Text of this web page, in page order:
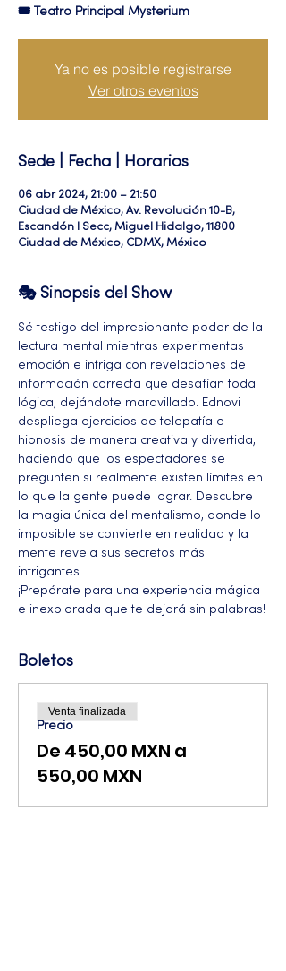
🎟 Teatro Principal Mysterium
Ya no es posible registrarse
Ver otros eventos
Sede | Fecha | Horarios
06 abr 2024, 21:00 – 21:50
Ciudad de México, Av. Revolución 10-B,
Escandón I Secc, Miguel Hidalgo, 11800
Ciudad de México, CDMX, México
🎭 Sinopsis del Show
Sé testigo del impresionante poder de la
lectura mental mientras experimentas
emoción e intriga con revelaciones de
información correcta que desafían toda
lógica, dejándote maravillado. Ednovi
despliega ejercicios de telepatía e
hipnosis de manera creativa y divertida,
haciendo que los espectadores se
pregunten si realmente existen límites en
lo que la gente puede lograr. Descubre
la magia única del mentalismo, donde lo
imposible se convierte en realidad y la
mente revela sus secretos más
intrigantes.
¡Prepárate para una experiencia mágica
e inexplorada que te dejará sin palabras!
Boletos
Precio
De 450,00 MXN a
550,00 MXN
Venta finalizada